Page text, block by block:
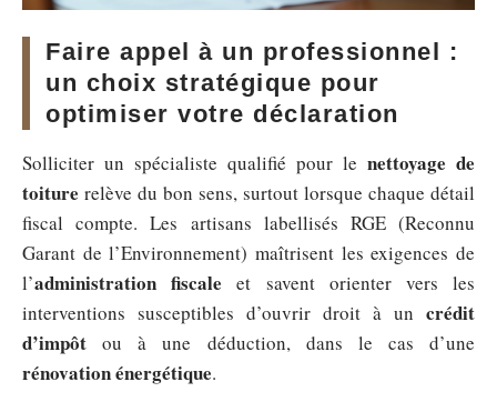
Faire appel à un professionnel :
un choix stratégique pour
optimiser votre déclaration
Solliciter un spécialiste qualifié pour le nettoyage de
toiture relève du bon sens, surtout lorsque chaque détail
fiscal compte. Les artisans labellisés RGE (Reconnu
Garant de l’Environnement) maîtrisent les exigences de
l’administration fiscale et savent orienter vers les
interventions susceptibles d’ouvrir droit à un crédit
d’impôt ou à une déduction, dans le cas d’une
rénovation énergétique.